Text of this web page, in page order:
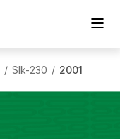
/ Slk-230 / 2001